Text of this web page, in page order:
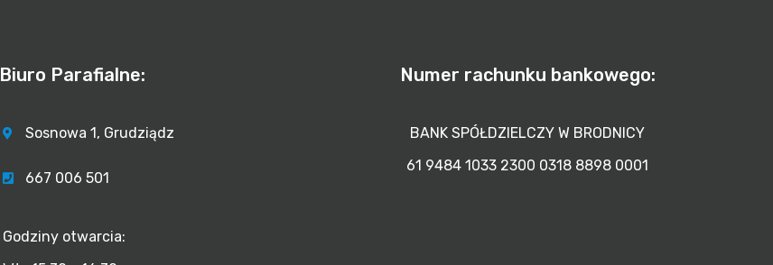
Biuro Parafialne:
Sosnowa 1, Grudziądz
667 006 501
Godziny otwarcia:
Numer rachunku bankowego:
BANK SPÓŁDZIELCZY W BRODNICY
61 9484 1033 2300 0318 8898 0001